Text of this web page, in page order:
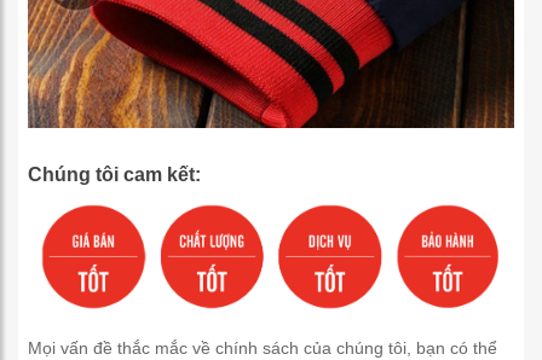
Chúng tôi cam kết:
Mọi vấn đề thắc mắc về chính sách của chúng tôi, bạn có thể